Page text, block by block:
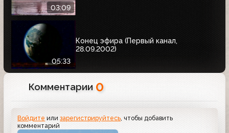
03:09
05:33
Конец эфира (Первый канал,
28.09.2002)
Комментарии 0
Войдите илизарегистрируйтесь, чтобы добавить
комментарий